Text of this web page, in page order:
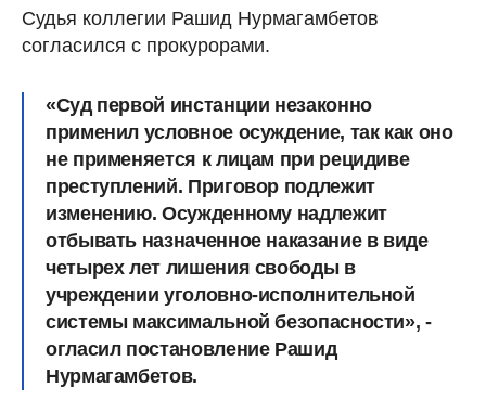
Судья коллегии Рашид Нурмагамбетов
согласился с прокурорами.
«Суд первой инстанции незаконно
применил условное осуждение, так как оно
не применяется к лицам при рецидиве
преступлений. Приговор подлежит
изменению. Осужденному надлежит
отбывать назначенное наказание в виде
четырех лет лишения свободы в
учреждении уголовно-исполнительной
системы максимальной безопасности», -
огласил постановление Рашид
Нурмагамбетов.